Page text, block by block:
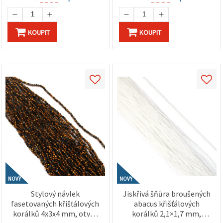
KOUPIT KOUPIT
NOVÝ
Stylový návlek
fasetovaných křišťálových
korálků 4x3x4 mm, otvor
NOVÝ
Jiskřivá šňůra broušených
abacus křišťálových
korálků 2,1×1,7 mm,